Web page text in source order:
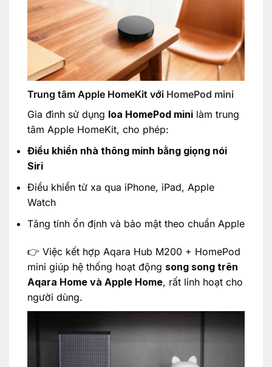
Trung tâm Apple HomeKit với HomePod mini
Gia đình sử dụng loa HomePod minilàm trung
tâm Apple HomeKit, cho phép:
Điều khiển nhà thông minh bằng giọng nói
Siri
Điều khiển từ xa qua iPhone, iPad, Apple
Watch
Tăng tính ổn định và bảo mật theo chuẩn Apple
👉 Việc kết hợp Aqara Hub M200 + HomePod
mini giúp hệ thống hoạt động song song trên
Aqara Home và Apple Home, rất linh hoạt cho
người dùng.